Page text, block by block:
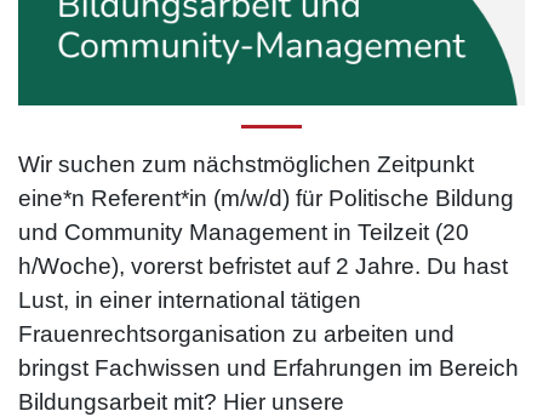
Wir suchen zum nächstmöglichen Zeitpunkt
eine*n Referent*in (m/w/d) für Politische Bildung
und Community Management in Teilzeit (20
h/Woche), vorerst befristet auf 2 Jahre. Du hast
Lust, in einer international tätigen
Frauenrechtsorganisation zu arbeiten und
bringst Fachwissen und Erfahrungen im Bereich
Bildungsarbeit mit? Hier unsere